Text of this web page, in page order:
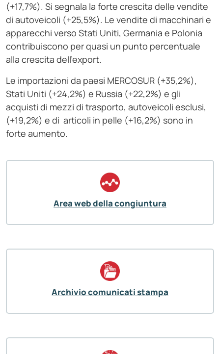
(+17,7%). Si segnala la forte crescita delle vendite
di autoveicoli (+25,5%). Le vendite di macchinari e
apparecchi verso Stati Uniti, Germania e Polonia
contribuiscono per quasi un punto percentuale
alla crescita dell’export.
Le importazioni da paesi MERCOSUR (+35,2%),
Stati Uniti (+24,2%) e Russia (+22,2%) e gli
acquisti di mezzi di trasporto, autoveicoli esclusi,
(+19,2%) e di articoli in pelle (+16,2%) sono in
forte aumento.
Area web della congiuntura
Archivio comunicati stampa